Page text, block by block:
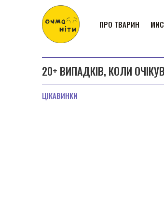
ПРО ТВАРИН
20+ ВИПАДКІВ, КОЛИ
ЦІКАВИНКИ